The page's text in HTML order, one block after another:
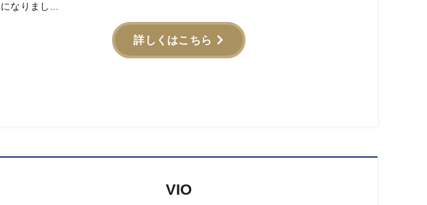
になりまし...
詳しくはこちら
VIO